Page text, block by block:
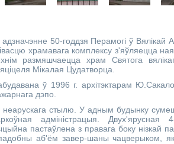
50-годдзя Перамогі ў Вялікай
храмавага комплексу з'яўляецца
размяшчаецца храм Святога
Мікалая Цудатворца.
ў 1996 г. архітэктарам
дэпо.
неарускага стылю. У адным будынку
адміністрацыя. Двух'ярусная 4-
пастаўлена з правага боку нізкай
аб'ём завер-шаны чацверыком,